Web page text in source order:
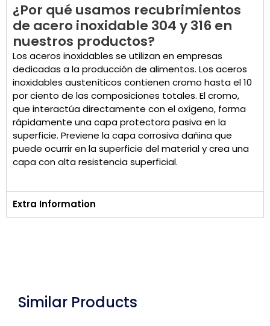
¿Por qué usamos recubrimientos
de acero inoxidable 304 y 316 en
nuestros productos?
Los aceros inoxidables se utilizan en empresas
dedicadas a la producción de alimentos. Los aceros
inoxidables austeníticos contienen cromo hasta el 10
por ciento de las composiciones totales. El cromo,
que interactúa directamente con el oxígeno, forma
rápidamente una capa protectora pasiva en la
superficie. Previene la capa corrosiva dañina que
puede ocurrir en la superficie del material y crea una
capa con alta resistencia superficial.
Extra Information
Similar Products